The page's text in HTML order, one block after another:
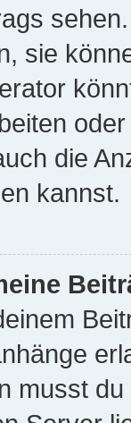
sie
die
kannst.
musst